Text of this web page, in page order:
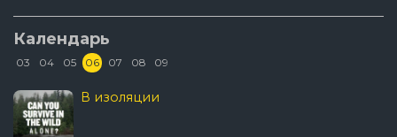
Календарь
03 04 05 06 07 08 09
В изоляции